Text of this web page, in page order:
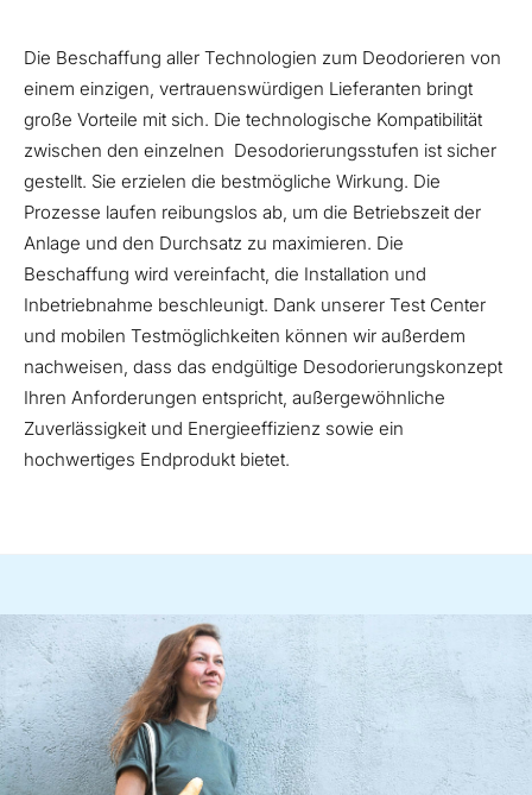
Die Beschaffung aller Technologien zum Deodorieren von
einem einzigen, vertrauenswürdigen Lieferanten bringt
große Vorteile mit sich. Die technologische Kompatibilität
zwischen den einzelnen Desodorierungsstufen ist sicher
gestellt. Sie erzielen die bestmögliche Wirkung. Die
Prozesse laufen reibungslos ab, um die Betriebszeit der
Anlage und den Durchsatz zu maximieren. Die
Beschaffung wird vereinfacht, die Installation und
Inbetriebnahme beschleunigt. Dank unserer Test Center
und mobilen Testmöglichkeiten können wir außerdem
nachweisen, dass das endgültige Desodorierungskonzept
Ihren Anforderungen entspricht, außergewöhnliche
Zuverlässigkeit und Energieeffizienz sowie ein
hochwertiges Endprodukt bietet.